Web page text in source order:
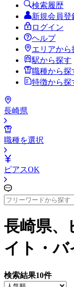
検索履歴
新規会員登
ログイン
ヘルプ
エリアから
駅から探す
職種から探
特徴から探
長崎県
職種を選択
ピアスOK
長崎県、
イト・バ
検索結果10件